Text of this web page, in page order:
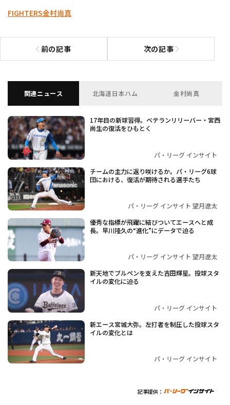
FIGHTERS金村尚真
前の記事
前の記事へ 次の記事次の記事へ
関連ニュース 北海道日本ハム 金村尚真
17年目の新球習得。ベテランリリーバー・宮西
尚生の復活をひもとく
パ・リーグ インサイト
チームの主力に返り咲けるか。パ・リーグ6球
団における、復活が期待される選手たち
パ・リーグ インサイト 望月遼太
優秀な指標が飛躍に結びついてエースへと成
長。早川隆久の“進化”にデータで迫る
パ・リーグ インサイト 望月遼太
新天地でブルペンを支えた吉田輝星。投球スタ
イルの変化に迫る
パ・リーグ インサイト
新エース宮城大弥。左打者を制圧した投球スタ
イルの変化とは
パ・リーグ インサイト
記事提供：